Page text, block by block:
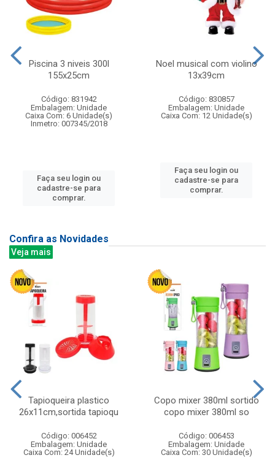
Piscina 3 niveis 300l
155x25cm
Código: 831942
Embalagem: Unidade
Caixa Com: 6 Unidade(s)
Inmetro: 007345/2018
Faça seu login ou
cadastre-se para
comprar.
Noel musical com violino
13x39cm
Código: 830857
Embalagem: Unidade
Caixa Com: 12 Unidade(s)
Faça seu login ou
cadastre-se para
comprar.
Confira as Novidades
Veja mais
Tapioqueira plastico
26x11cm,sortida tapioqu
Código: 006452
Embalagem: Unidade
Caixa Com: 24 Unidade(s)
Copo mixer 380ml sortido
copo mixer 380ml so
Código: 006453
Embalagem: Unidade
Caixa Com: 30 Unidade(s)